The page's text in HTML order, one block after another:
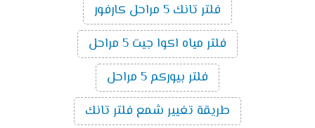
فلتر تانك 5 مراحل كارفور
فلتر مياه اكوا جيت 5 مراحل
فلتر بيوركم 5 مراحل
طريقة تغيير شمع فلتر تانك